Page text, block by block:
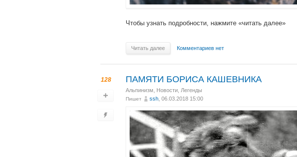
Чтобы узнать подробности, нажмите «читать далее»
Читать далее Комментариев нет
128 ПАМЯТИ БОРИСА КАШЕВНИКА
Альпинизм Новости Легенды
Пишет ssh , 06.03.2018 15:00